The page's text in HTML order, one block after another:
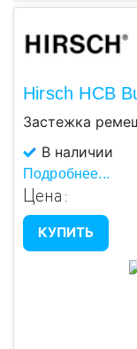
Hirsch HCB
Застежка
В наличии
Подробнее...
Цена:
КУПИТЬ